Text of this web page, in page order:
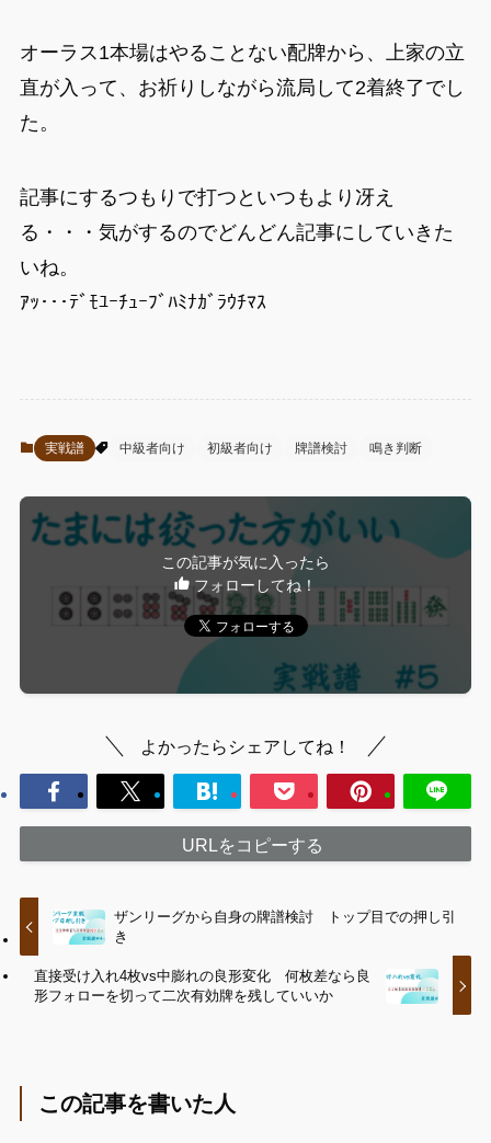
オーラス1本場はやることない配牌から、上家の立
直が入って、お祈りしながら流局して2着終了でし
た。
記事にするつもりで打つといつもより冴え
る・・・気がするのでどんどん記事にしていきた
いね。
ｱｯ･･･ﾃﾞﾓﾕｰﾁｭｰﾌﾞﾊﾐﾅｶﾞﾗｳﾁﾏｽ
実戦譜 中級者向け 初級者向け 牌譜検討 鳴き判断
この記事が気に入ったら
フォローしてね！
よかったらシェアしてね！
URLをコピーする
ザンリーグから自身の牌譜検討 トップ目での押し引
き
直接受け入れ4枚vs中膨れの良形変化 何枚差なら良
形フォローを切って二次有効牌を残していいか
この記事を書いた人